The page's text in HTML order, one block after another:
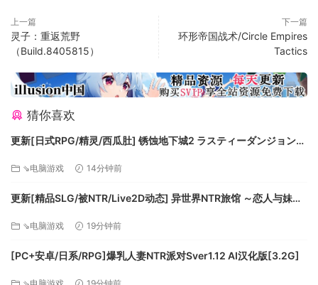
解锁四种职业，例如自带炮台的工程师或火焰强化的恶徒，每
个职业都有不同的技能树。
你是那种喜欢受苦的老派玩家吗？很好，因为我们的连段系统
将会在你每完成一次游戏后极大提升游戏的难度（还有其他惊
喜），直到连段终止。别担心，你死亡的机会很多。
《环形子弹》提供由Juha Korpelainen和Niilo Takalainen和谱
环形子弹是一款rogue-lite快节奏360°平台动作游戏，所有的
上一篇
灵子：重返荒野
（Build.8405815）
下一篇
环形帝国战术/Circle Empires
Tactics
猜你喜欢
更新[日式RPG/精灵/西瓜肚] 锈蚀地下城2 ラスティーダンジョン2
⇘电脑游戏 14分钟前
更新[精品SLG/被NTR/Live2D动态] 异世界NTR旅馆 ～恋人与妹妹
⇘电脑游戏 19分钟前
[PC+安卓/日系/RPG]爆乳人妻NTR派对Sver1.12 AI汉化版[3.2G]